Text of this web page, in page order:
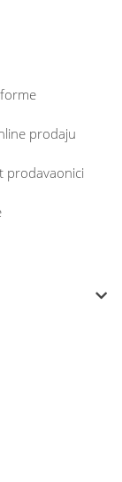
prodaju
prodavaonici